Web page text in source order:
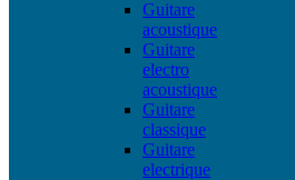
Guitare
acoustique
Guitare
electro
acoustique
Guitare
classique
Guitare
electrique